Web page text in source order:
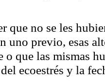
que no se les
uno previo, esas
o que las mismas
ecoestrés y la